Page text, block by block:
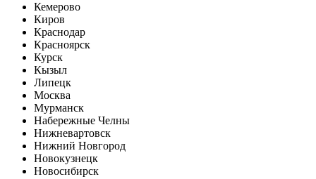
Кемерово
Киров
Краснодар
Красноярск
Курск
Кызыл
Липецк
Москва
Мурманск
Набережные Челны
Нижневартовск
Нижний Новгород
Новокузнецк
Новосибирск